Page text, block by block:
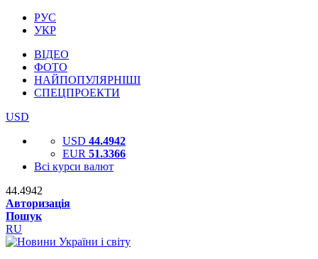
РУС
УКР
ВІДЕО
ФОТО
НАЙПОПУЛЯРНІШІ
СПЕЦПРОЕКТИ
USD
USD 44.4942
EUR 51.3366
Всі курси валют
44.4942
Авторизація
Пошук
RU